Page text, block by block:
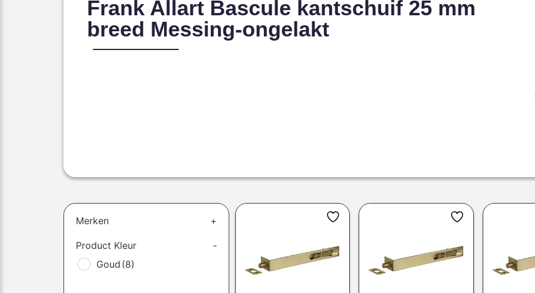
Frank Allart Bascule kantschuif 25 mm
breed Messing-ongelakt
Merken +
Product Kleur
-
Goud (8)